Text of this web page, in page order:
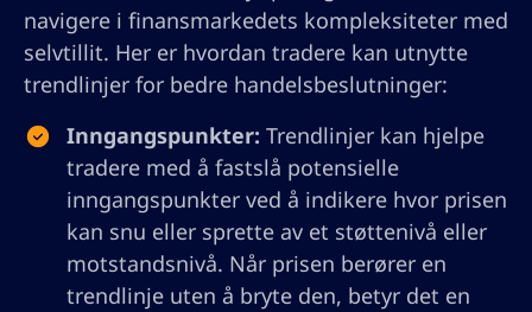
navigere i finansmarkedets kompleksiteter med
selvtillit. Her er hvordan tradere kan utnytte
trendlinjer for bedre handelsbeslutninger:
Inngangspunkter: Trendlinjer kan hjelpe
tradere med å fastslå potensielle
inngangspunkter ved å indikere hvor prisen
kan snu eller sprette av et støttenivå eller
motstandsnivå. Når prisen berører en
trendlinje uten å bryte den, betyr det en